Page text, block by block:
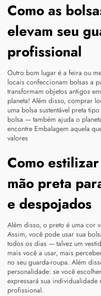
Como as
elevam seu
profissional
Outro bom lugar é a feira ou
locais confeccionam bolsas a
transformam objetos antigos
planeta! Além disso, comprar
uma bolsa sustentável preta
bolsa — também ajuda o
encontre Embalagem aquela
valores
Como
mão preta
e despojados
Além disso, o preto é uma cor
Assim, você pode usar sua
todos os dias — talvez um
mais você a usar, mais
no seu guarda-roupa. Além
personalidade: se você
expressará sua individualidade
profissional.